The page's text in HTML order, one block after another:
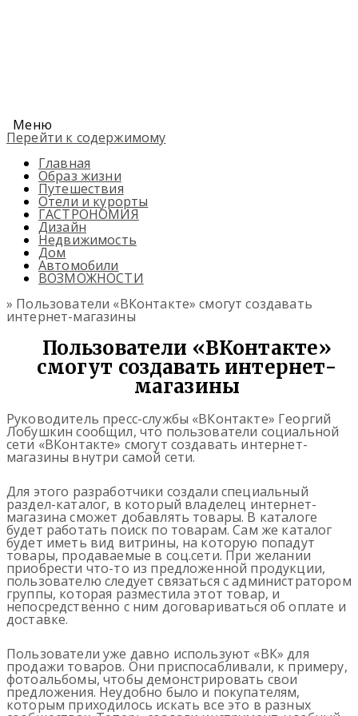
Меню
Перейти к содержимому
Главная
Образ жизни
Путешествия
Отели и курорты
ГАСТРОНОМИЯ
Дизайн
Недвижимость
Дом
Автомобили
ВОЗМОЖНОСТИ
» Пользователи «ВКонтакте» смогут создавать
интернет-магазины
Пользователи «ВКонтакте»
смогут создавать интернет-
магазины
Руководитель пресс-службы «ВКонтакте» Георгий
Лобушкин сообщил, что пользователи социальной
сети «ВКонтакте» смогут создавать интернет-
магазины внутри самой сети.
Для этого разработчики создали специальный
раздел-каталог, в который владелец интернет-
магазина сможет добавлять товары. В каталоге
будет работать поиск по товарам. Сам же каталог
будет иметь вид витрины, на которую попадут
товары, продаваемые в соц.сети. При желании
приобрести что-то из предложенной продукции,
пользователю следует связаться с администратором
группы, которая разместила этот товар, и
непосредственно с ним договариваться об оплате и
доставке.
Пользователи уже давно используют «ВК» для
продажи товаров. Они приспосабливали, к примеру,
фотоальбомы, чтобы демонстрировать свои
предложения. Неудобно было и покупателям,
которым приходилось искать все это в разных